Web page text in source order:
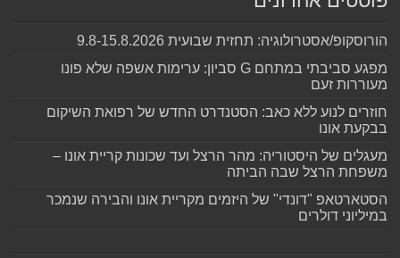
הורוסקופ/אסטרולוגיה: תחזית שבועית 9.8-15.8.2026
מפגע סביבתי במתחם G סביון: ערימות אשפה שלא פונו
מעוררות זעם
חוזרים לנוע ללא כאב: הסטנדרט החדש של רפואת השיקום
בבקעת אונו
מעגלים של היסטוריה: מהר הרצל ועד שכונות קריית אונו –
משפחת הרצל שבה הביתה
הסטארטאפ "דונדי" של היזמים מקריית אונו והבירה שנמכר
במיליוני דולרים